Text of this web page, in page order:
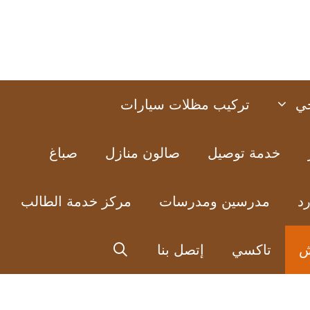
تركيب مظلات سيارات
خدمة توصيل صالون منازل صباغ
مدرسين ومدرسات مركز خدمة الطالب
تاكسي إتصل بنا